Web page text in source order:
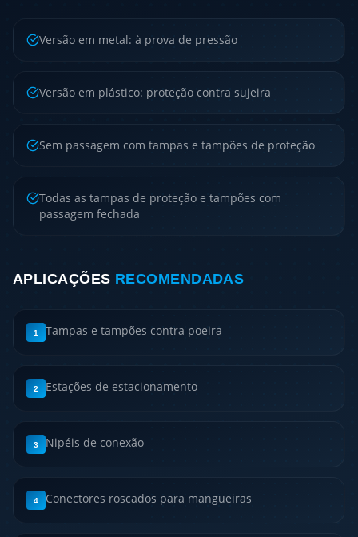
Versão em metal: à prova de pressão
Versão em plástico: proteção contra sujeira
Sem passagem com tampas e tampões de proteção
Todas as tampas de proteção e tampões com
passagem fechada
APLICAÇÕES RECOMENDADAS
1 Tampas e tampões contra poeira
2 Estações de estacionamento
3 Nipéis de conexão
4 Conectores roscados para mangueiras